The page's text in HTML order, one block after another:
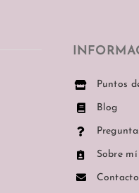
Puntos
Blog
Sobre mí
Contacto